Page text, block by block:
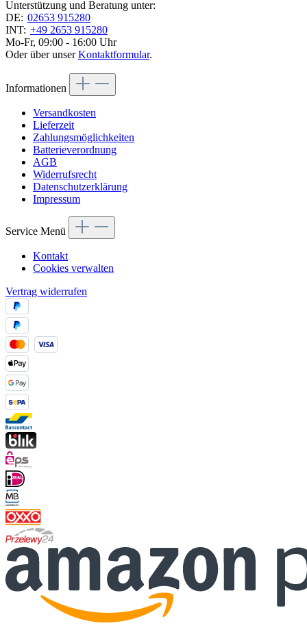
Unterstützung und Beratung unter:
DE: 02653 915280
INT: +49 2653 915280
Mo-Fr, 09:00 - 16:00 Uhr
Oder über unserKontaktformular.
Informationen
Versandkosten
Lieferzeit
Zahlungsmöglichkeiten
Batterieverordnung
AGB
Widerrufsrecht
Datenschutzerklärung
Impressum
Service Menü
Kontakt
Cookies verwalten
Vertrag widerrufen